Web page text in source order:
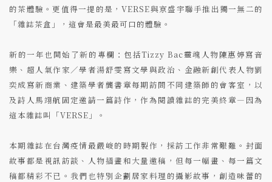
的茶體驗。更值得一提的是，VERSE與京盛宇聯手推出獨一無二的
「雜誌茶盒」，這會是最美最可口的體驗。
新的一年也開始了新的專欄：包括Tizzy Bac靈魂人物陳惠婷寫音
樂、超人氣作家／學者湯舒雯寫文學與政治、金融新創代表人物劉
奕成寫新商業、建築學者龔書章每期訪問不同建築師的會客室，以
及詩人馬翊航固定邀請一篇詩作，作為閱讀雜誌的完美終章—因為
這本雜誌叫「VERSE」。
本期雜誌在台灣疫情最嚴峻的時期製作，採訪工作非常艱難。封面
故事都是視訊訪談、人物插畫和大量邀稿，但每一幅畫、每一篇文
稿都精彩不已。我們也特別企劃居家料理的攝影故事，創造味蕾的